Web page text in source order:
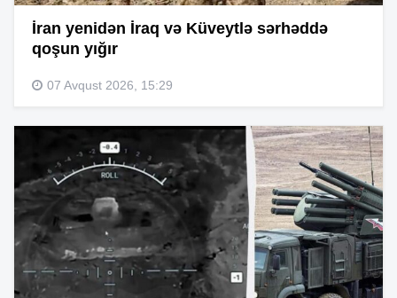
İran yenidən İraq və Küveytlə sərhəddə
qoşun yığır
07 Avqust 2026, 15:29